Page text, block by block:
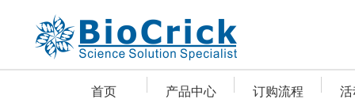
首页 产品中心 订购流程 活